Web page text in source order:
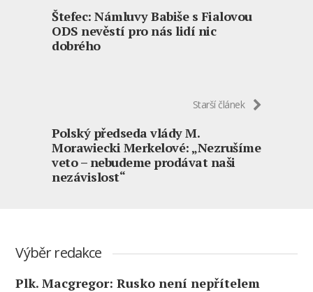
Štefec: Námluvy Babiše s Fialovou
ODS nevěstí pro nás lidí nic
dobrého
Starší článek
Polský předseda vlády M.
Morawiecki Merkelové: „Nezrušíme
veto – nebudeme prodávat naši
nezávislost“
Výběr redakce
Plk. Macgregor: Rusko není nepřítelem